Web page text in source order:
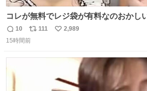
コレが無料でレジ袋が有料なのおかし
返
信
10
リ
ポ
111
い
2,989
15時間前